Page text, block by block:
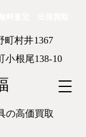
小根尾138-10
町村井1367
の高価買取